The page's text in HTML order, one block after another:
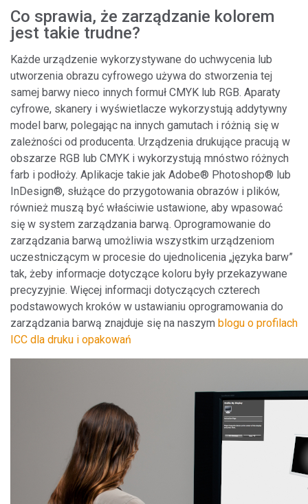
Co sprawia, że zarządzanie kolorem
jest takie trudne?
Każde urządzenie wykorzystywane do uchwycenia lub
utworzenia obrazu cyfrowego używa do stworzenia tej
samej barwy nieco innych formuł CMYK lub RGB. Aparaty
cyfrowe, skanery i wyświetlacze wykorzystują addytywny
model barw, polegając na innych gamutach i różnią się w
zależności od producenta. Urządzenia drukujące pracują w
obszarze RGB lub CMYK i wykorzystują mnóstwo różnych
farb i podłoży. Aplikacje takie jak Adobe® Photoshop® lub
InDesign®, służące do przygotowania obrazów i plików,
również muszą być właściwie ustawione, aby wpasować
się w system zarządzania barwą. Oprogramowanie do
zarządzania barwą umożliwia wszystkim urządzeniom
uczestniczącym w procesie do ujednolicenia „języka barw”
tak, żeby informacje dotyczące koloru były przekazywane
precyzyjnie. Więcej informacji dotyczących czterech
podstawowych kroków w ustawianiu oprogramowania do
zarządzania barwą znajduje się na naszym blogu o profilach
ICC dla druku i opakowań